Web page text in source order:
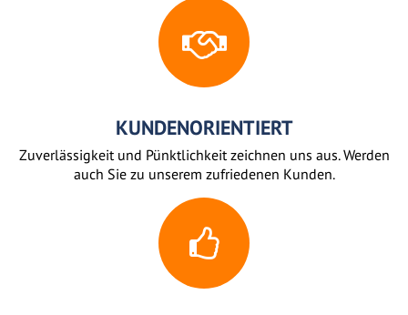
KUNDENORIENTIERT
Zuverlässigkeit und Pünktlichkeit zeichnen uns aus. Werden
auch Sie zu unserem zufriedenen Kunden.